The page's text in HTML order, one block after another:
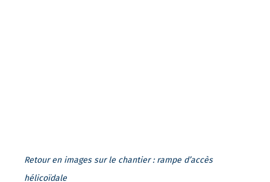
Retour en images sur le chantier : rampe d’accès
hélicoïdale